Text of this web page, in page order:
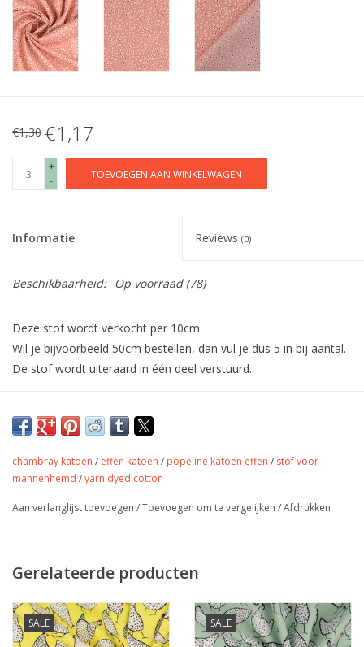
€1,30 €1,17
+
-
TOEVOEGEN AAN WINKELWAGEN
Informatie Reviews (0)
Beschikbaarheid: Op voorraad(78)
Deze stof wordt verkocht per 10cm.
Wil je bijvoorbeeld 50cm bestellen, dan vul je dus 5 in bij aantal.
De stof wordt uiteraard in één deel verstuurd.
Geschikt voor hemd, jurk, rok of
Stofbreedte
140 cm
Jurkjes, rokjes, accessoires,
Label
oekotex
Stretch
nee
chambray katoen / effen katoen / popeline katoen effen / stof voor
mannenhemd /yarn dyed cotton
Aan verlanglijst toevoegen /Toevoegen om te vergelijken /Afdrukken
Gerelateerde producten
SALE SALE